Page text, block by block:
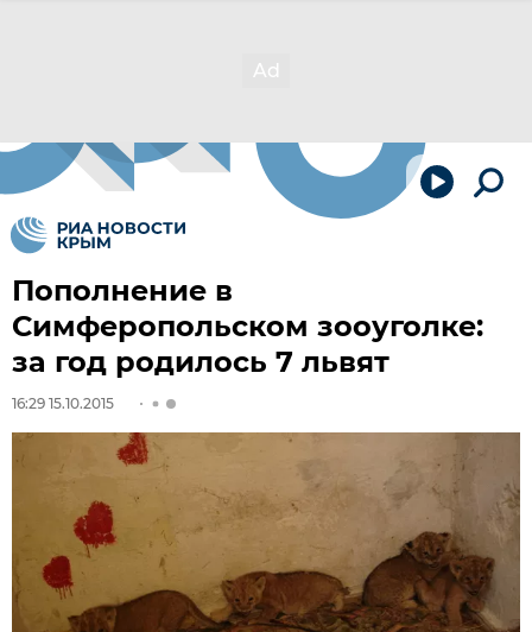
Пополнение в
Симферопольском зооуголке:
за год родилось 7 львят
16:29 15.10.2015